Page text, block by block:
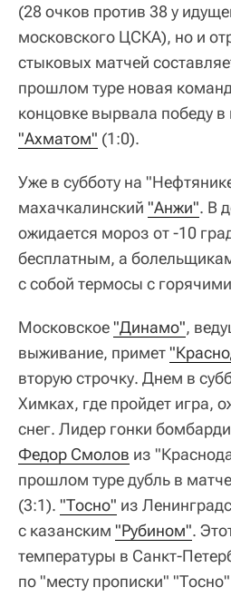
(28 очков против 38 у
московского ЦСКА), но и
стыковых матчей
прошлом туре новая
концовке вырвала победу
"Ахматом" (1:0).
Уже в субботу на
махачкалинский "Анжи". В
ожидается мороз от -10
бесплатным, а
с собой термосы с
Московское"Динамо",
выживание, примет
вторую строчку. Днем в
Химках, где пройдет игра,
снег. Лидер гонки
Федор Смолов из
прошлом туре дубль в
(3:1). "Тосно" из
с казанским "Рубином".
температуры в Санкт-
по "месту прописки"